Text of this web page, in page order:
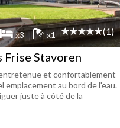
x3 x1 (1)
Frise Stavoren
et confortablement
emplacement au bord de l'eau.
juste à côté de la